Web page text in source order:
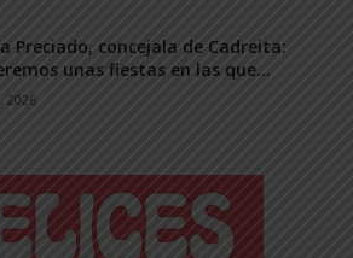
Preciado, concejala de Cadreita:
unas fiestas en las que...
2026